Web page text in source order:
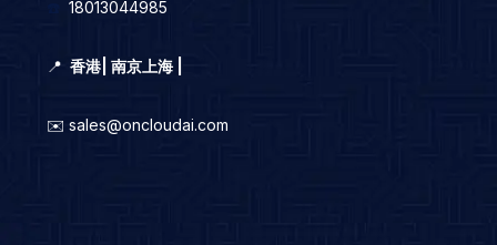
18013044985
📍 香港 南京上海 |
✉️ sales@oncloudai.com